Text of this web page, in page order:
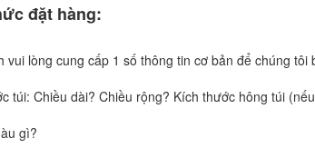
đặt hàng:
vui lòng cung cấp 1 số thông tin cơ bản để chúng
túi: Chiều dài? Chiều rộng? Kích thước hông túi
gì?